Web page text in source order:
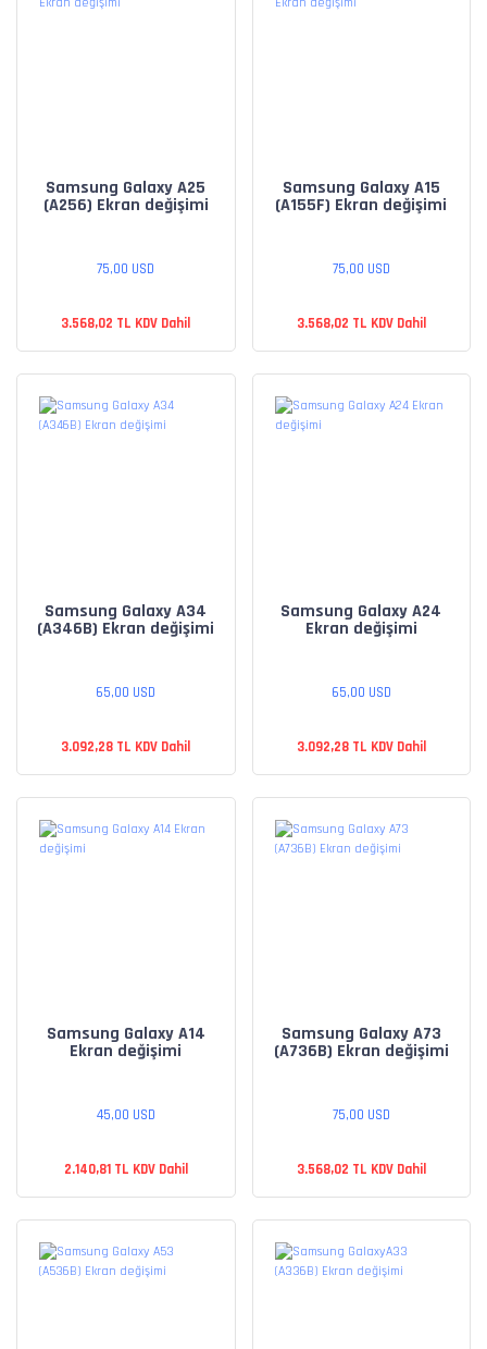
Samsung Galaxy A25
(A256) Ekran değişimi
75,00 USD
3.568,02 TL KDV Dahil
Samsung Galaxy A15
(A155F) Ekran değişimi
75,00 USD
3.568,02 TL KDV Dahil
Samsung Galaxy A34
(A346B) Ekran değişimi
65,00 USD
3.092,28 TL KDV Dahil
Samsung Galaxy A24
Ekran değişimi
65,00 USD
3.092,28 TL KDV Dahil
Samsung Galaxy A14
Ekran değişimi
45,00 USD
2.140,81 TL KDV Dahil
Samsung Galaxy A73
(A736B) Ekran değişimi
75,00 USD
3.568,02 TL KDV Dahil